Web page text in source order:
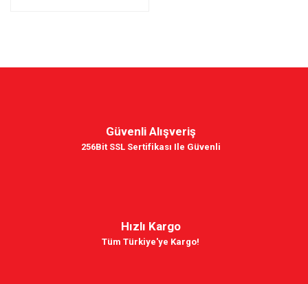
Güvenli Alışveriş
256Bit SSL Sertifikası Ile Güvenli
Hızlı Kargo
Tüm Türkiye'ye Kargo!